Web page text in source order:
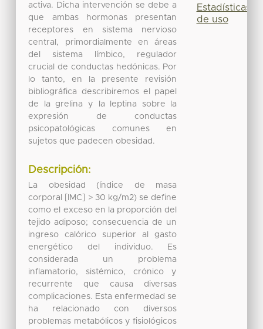
activa. Dicha intervención se debe a
que ambas hormonas presentan
receptores en sistema nervioso
central, primordialmente en áreas
del sistema límbico, regulador
crucial de conductas hedónicas. Por
lo tanto, en la presente revisión
bibliográfica describiremos el papel
de la grelina y la leptina sobre la
expresión de conductas
psicopatológicas comunes en
sujetos que padecen obesidad.
Descripción:
La obesidad (índice de masa
corporal [IMC] > 30 kg/m2) se define
como el exceso en la proporción del
tejido adiposo; consecuencia de un
ingreso calórico superior al gasto
energético del individuo. Es
considerada un problema
inflamatorio, sistémico, crónico y
recurrente que causa diversas
complicaciones. Esta enfermedad se
ha relacionado con diversos
problemas metabólicos y fisiológicos
Estadísticas
de uso